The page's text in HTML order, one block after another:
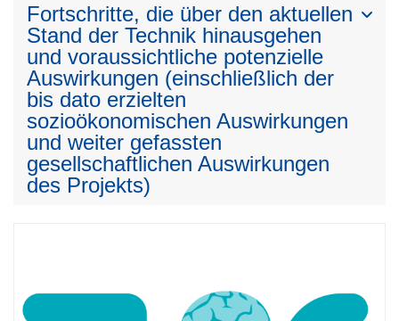
Fortschritte, die über den aktuellen
Stand der Technik hinausgehen
und voraussichtliche potenzielle
Auswirkungen (einschließlich der
bis dato erzielten
sozioökonomischen Auswirkungen
und weiter gefassten
gesellschaftlichen Auswirkungen
des Projekts)